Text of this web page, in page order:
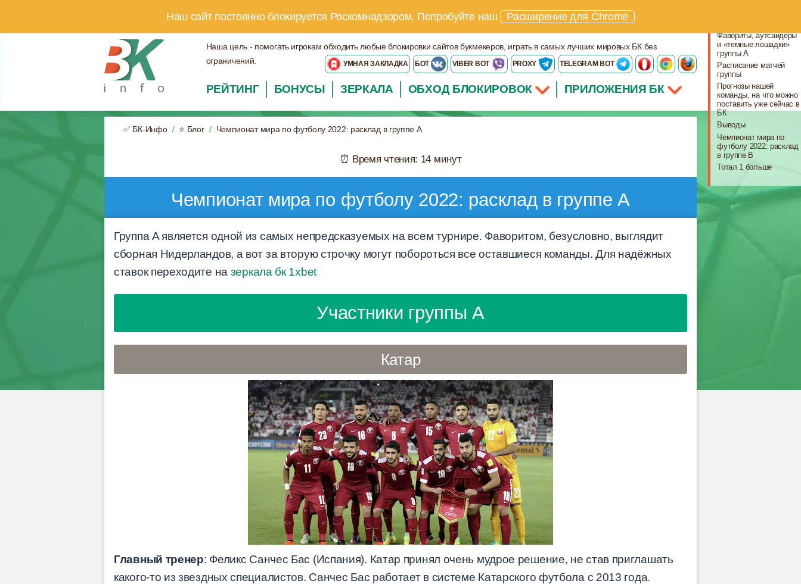
Наш сайт постоянно блокируется Роскомнадзором. Попробуйте наш Расширение для Chrome
Наша цель - помогать игрокам обходить любые блокировки сайтов букмекеров, играть в самых лучших мировых БК без
ограничений.
TELEGRAM BOT
PROXY
VIBER BOT
БОТ
УМНАЯ ЗАКЛАДКА
РЕЙТИНГ БОНУСЫ ЗЕРКАЛА ОБХОД БЛОКИРОВОК ПРИЛОЖЕНИЯ БК
✅ БК-Инфо ⭐ Блог Чемпионат мира по футболу 2022: расклад в группе A
⏰ Время чтения: 14 минут
Чемпионат мира по футболу 2022: расклад в группе A
Группа A является одной из самых непредсказуемых на всем турнире. Фаворитом, безусловно, выглядит
сборная Нидерландов, а вот за вторую строчку могут побороться все оставшиеся команды. Для надёжных
ставок переходите на зеркала бк 1xbet
Участники группы A
Катар
Главный тренер: Феликс Санчес Бас (Испания). Катар принял очень мудрое решение, не став приглашать
какого-то из звездных специалистов. Санчес Бас работает в системе Катарского футбола с 2013 года.
Фавориты, аутсайдеры
и «темные лошадки»
группы A
Расписание матчей
группы
Прогнозы нашей
команды, на что можно
поставить уже сейчас в
БК
Выводы
Чемпионат мира по
футболу 2022: расклад
в группе B
Тотал 1 больше